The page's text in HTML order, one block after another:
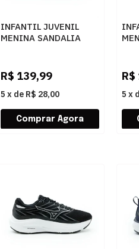
INFANTIL JUVENIL
MENINA SANDALIA
R$ 139,99
5 x de R$ 28,00
R$
5 x